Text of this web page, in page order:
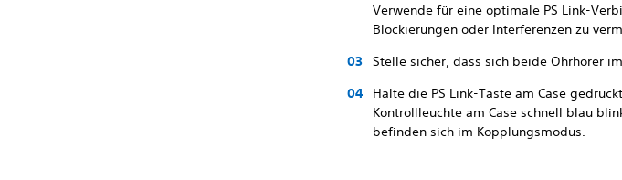
Verwende für eine optimale PS Link-
Blockierungen oder Interferenzen zu
Stelle sicher, dass sich beide Ohrhörer
Halte die PS Link-Taste am Case
Kontrollleuchte am Case schnell blau
befinden sich im Kopplungsmodus.